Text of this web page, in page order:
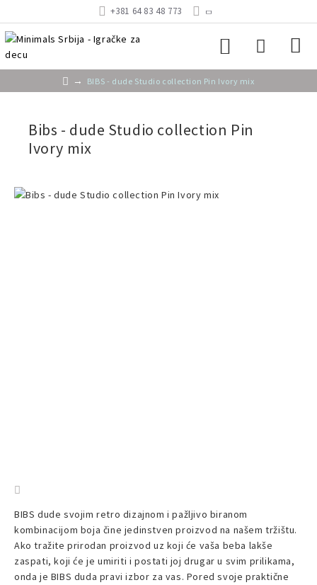
+381 64 83 48 773
BIBS - dude Studio collection Pin Ivory mix
Bibs - dude Studio collection Pin
Ivory mix
BIBS dude svojim retro dizajnom i pažljivo biranom
kombinacijom boja čine jedinstven proizvod na našem tržištu.
Ako tražite prirodan proizvod uz koji će vaša beba lakše
zaspati, koji će je umiriti i postati joj drugar u svim prilikama,
onda je BIBS duda pravi izbor za vas. Pored svoje praktične